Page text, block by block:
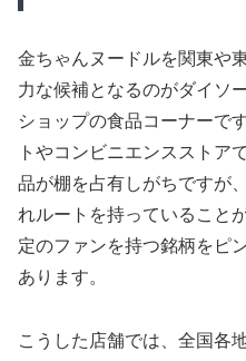
金ちゃんヌードルを関東や
力な候補となるのがダイソ
ショップの食品コーナーで
トやコンビニエンスストア
品が棚を占有しがちですが
れルートを持っていること
定のファンを持つ銘柄をピ
あります。
こうした店舗では、全国各